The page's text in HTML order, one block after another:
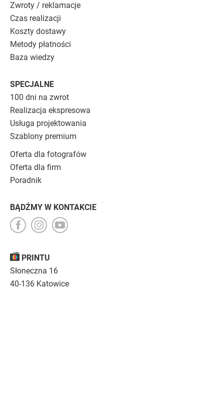
PRINTU
Słoneczna 16
40-136 Katowice
Zwroty / reklamacje
Czas realizacji
Koszty dostawy
Metody płatności
Baza wiedzy
SPECJALNE
100 dni na zwrot
Realizacja ekspresowa
Usługa projektowania
Szablony premium
Oferta dla fotografów
Oferta dla firm
Poradnik
BĄDŹMY W KONTAKCIE